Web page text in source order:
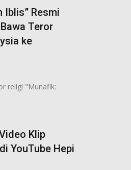
Iblis” Resmi
Teror
ke
religi "Munafik:
Klip
YouTube Hepi